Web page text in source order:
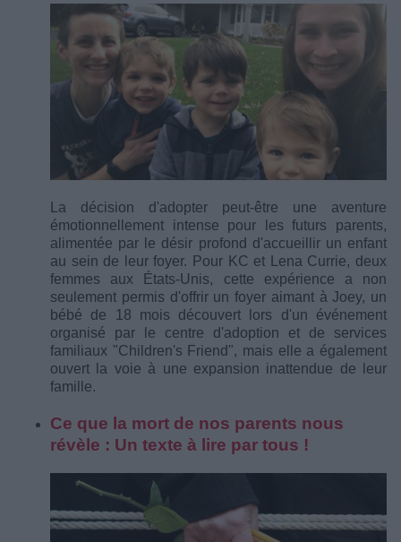
La décision d'adopter peut-être une aventure
émotionnellement intense pour les futurs parents,
alimentée par le désir profond d'accueillir un enfant
au sein de leur foyer. Pour KC et Lena Currie, deux
femmes aux États-Unis, cette expérience a non
seulement permis d'offrir un foyer aimant à Joey, un
bébé de 18 mois découvert lors d'un événement
organisé par le centre d'adoption et de services
familiaux "Children's Friend", mais elle a également
ouvert la voie à une expansion inattendue de leur
famille.
Ce que la mort de nos parents nous
révèle : Un texte à lire par tous !